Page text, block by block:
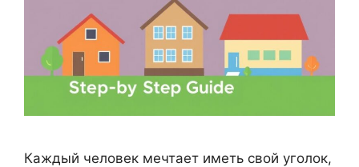
Каждый человек мечтает иметь свой уголок,